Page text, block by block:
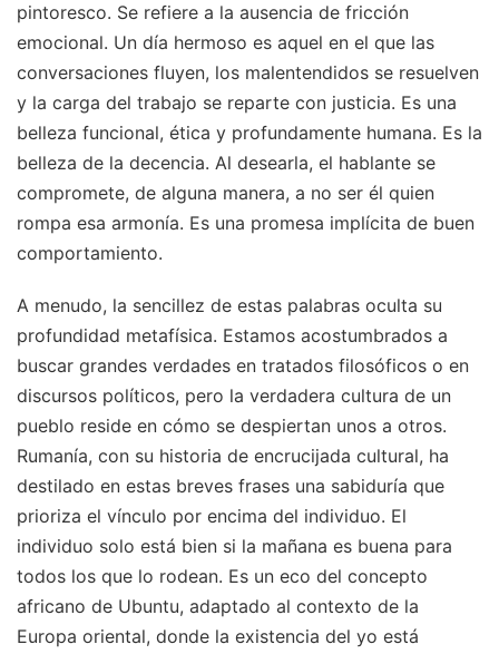
pintoresco. Se refiere a la ausencia de fricción
emocional. Un día hermoso es aquel en el que las
conversaciones fluyen, los malentendidos se resuelven
y la carga del trabajo se reparte con justicia. Es una
belleza funcional, ética y profundamente humana. Es la
belleza de la decencia. Al desearla, el hablante se
compromete, de alguna manera, a no ser él quien
rompa esa armonía. Es una promesa implícita de buen
comportamiento.
A menudo, la sencillez de estas palabras oculta su
profundidad metafísica. Estamos acostumbrados a
buscar grandes verdades en tratados filosóficos o en
discursos políticos, pero la verdadera cultura de un
pueblo reside en cómo se despiertan unos a otros.
Rumanía, con su historia de encrucijada cultural, ha
destilado en estas breves frases una sabiduría que
prioriza el vínculo por encima del individuo. El
individuo solo está bien si la mañana es buena para
todos los que lo rodean. Es un eco del concepto
africano de Ubuntu, adaptado al contexto de la
Europa oriental, donde la existencia del yo está